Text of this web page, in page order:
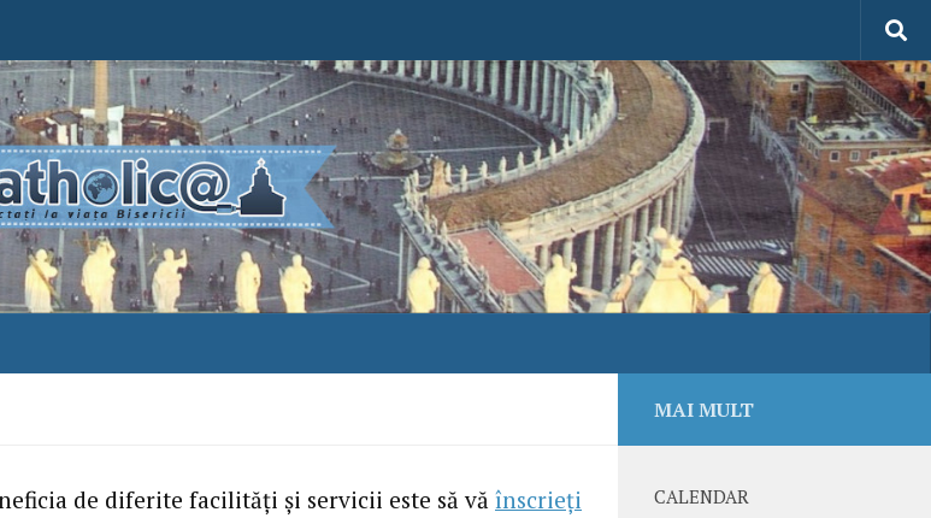
de diferite facilităţi şi servicii este să vă înscrieţi
MAI MULT
CALENDAR